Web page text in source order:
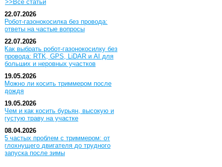
>>Все статьи
22.07.2026
Робот-газонокосилка без провода:
ответы на частые вопросы
22.07.2026
Как выбрать робот-газонокосилку без
провода: RTK, GPS, LiDAR и AI для
больших и неровных участков
19.05.2026
Можно ли косить триммером после
дождя
19.05.2026
Чем и как косить бурьян, высокую и
густую траву на участке
08.04.2026
5 частых проблем с триммером: от
глохнущего двигателя до трудного
запуска после зимы